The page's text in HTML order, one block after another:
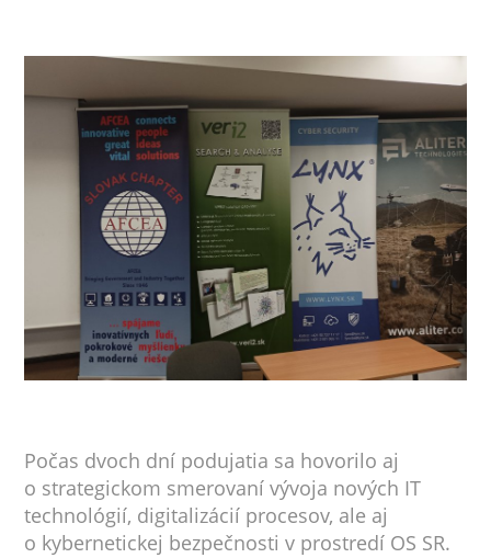
Počas dvoch dní podujatia sa hovorilo aj
o strategickom smerovaní vývoja nových IT
technológií, digitalizácií procesov, ale aj
o kybernetickej bezpečnosti v prostredí OS SR.